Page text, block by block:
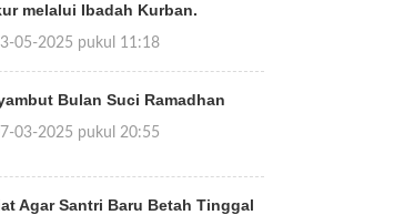
melalui Ibadah Kurban.
05-2025 pukul 11:18
Bulan Suci Ramadhan
03-2025 pukul 20:55
Agar Santri Baru Betah Tinggal